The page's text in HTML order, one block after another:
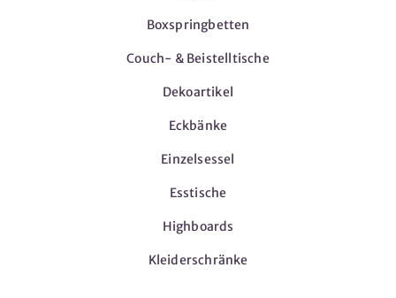
Boxspringbetten
Couch- & Beistelltische
Dekoartikel
Eckbänke
Einzelsessel
Esstische
Highboards
Kleiderschränke